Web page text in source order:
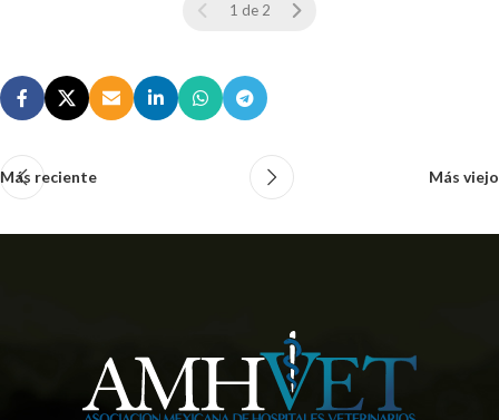
1 de 2
Más reciente Más viejo